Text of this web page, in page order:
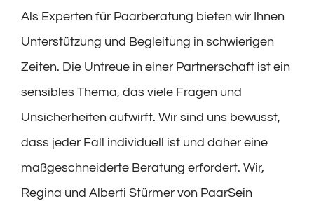
Als Experten für Paarberatung bieten wir Ihnen
Unterstützung und Begleitung in schwierigen
Zeiten. Die Untreue in einer Partnerschaft ist ein
sensibles Thema, das viele Fragen und
Unsicherheiten aufwirft. Wir sind uns bewusst,
dass jeder Fall individuell ist und daher eine
maßgeschneiderte Beratung erfordert. Wir,
Regina und Alberti Stürmer von PaarSein